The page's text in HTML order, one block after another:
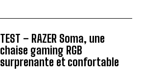
TEST – RAZER Soma, une
chaise gaming RGB
surprenante et confortable